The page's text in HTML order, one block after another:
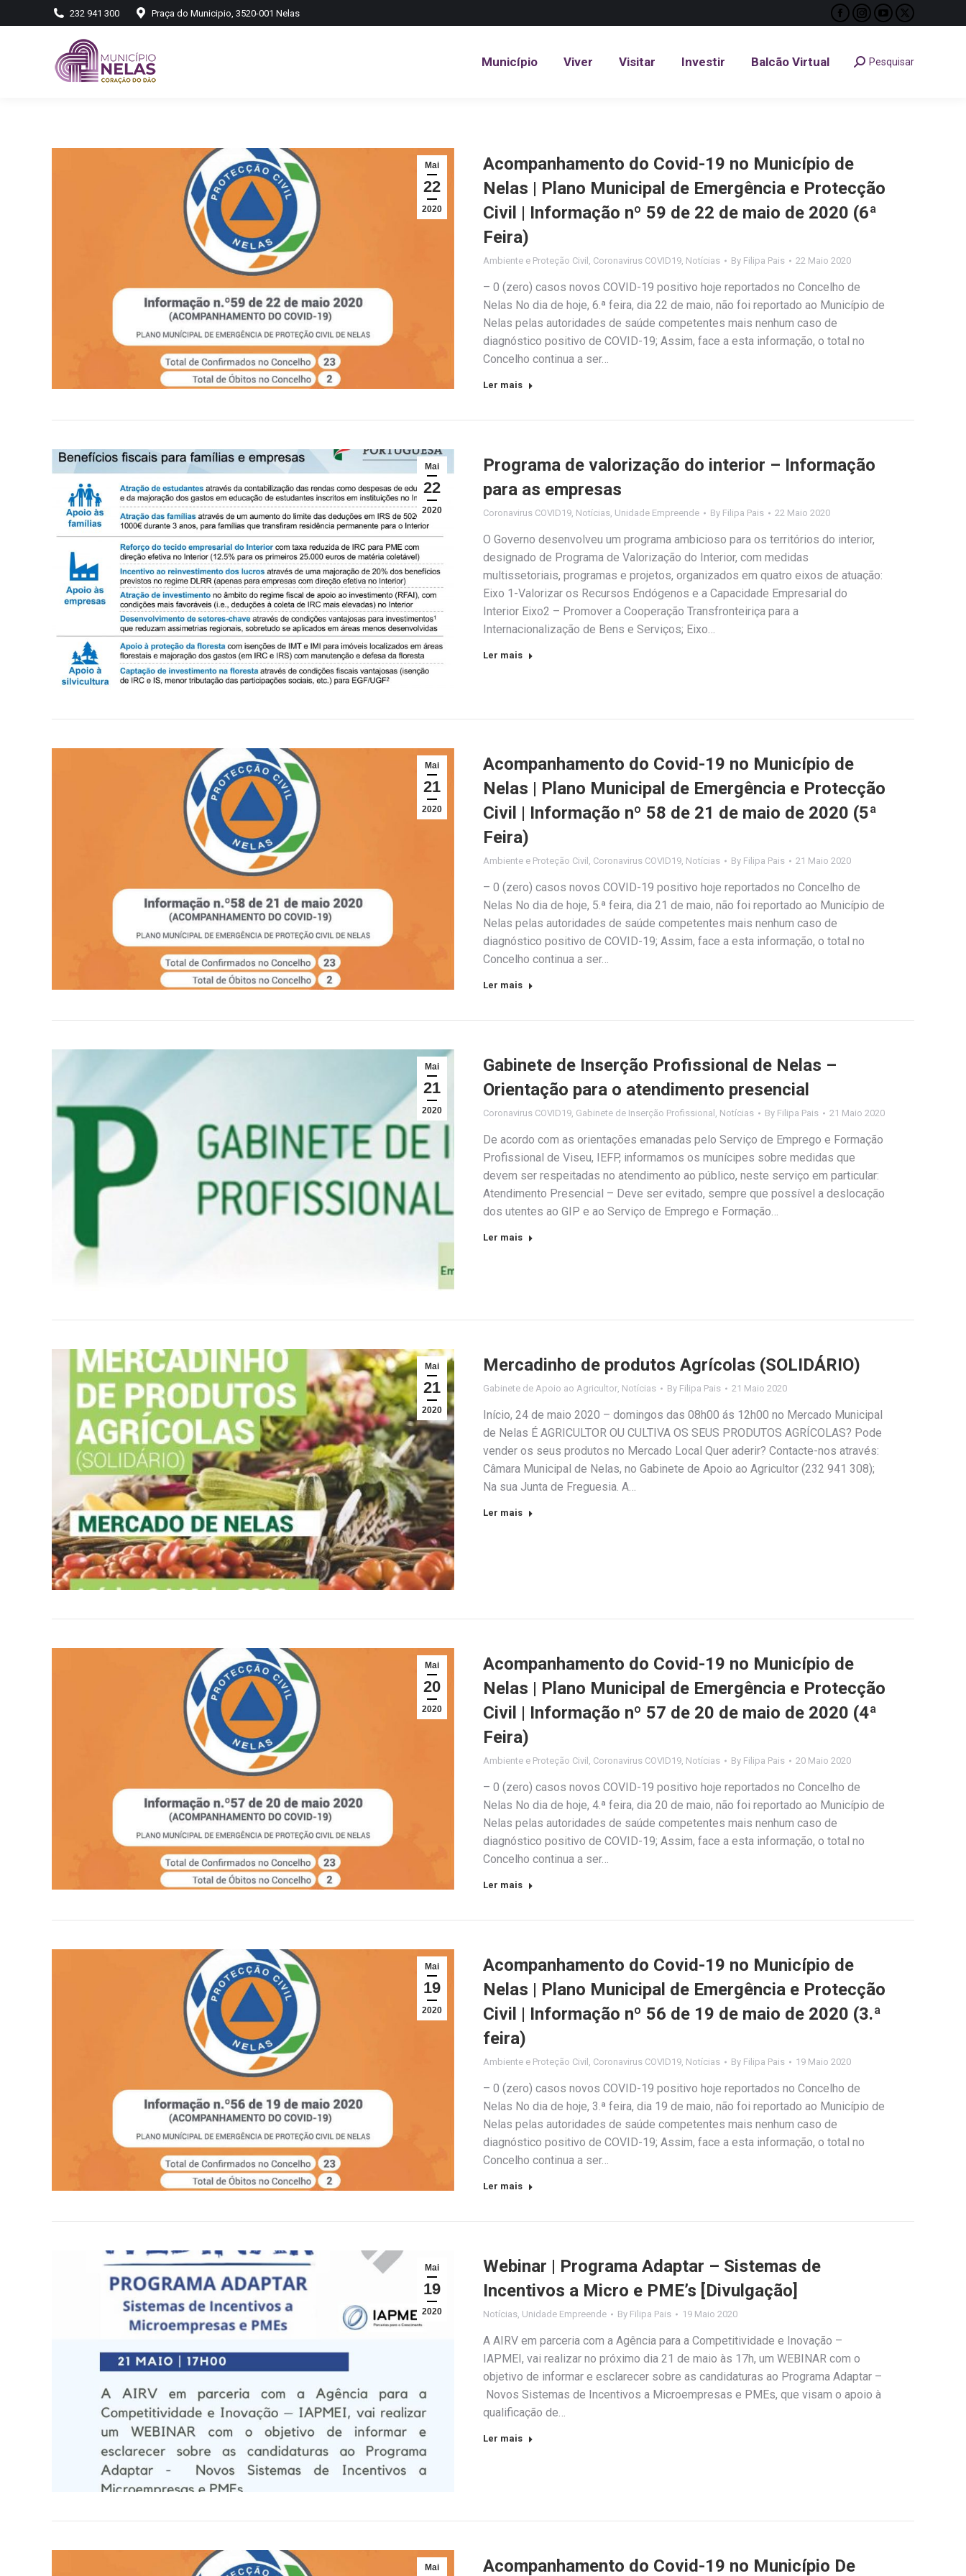
232 941 300 Praça do Municipio, 3520-001 Nelas
Facebook
opens
Instagram
opens
YouTube
opens
X
opens
Município Viver Visitar Investir Balcão Virtual Search:Pesquisar
Mai
22
2020
Acompanhamento do Covid-19 no Município de
Nelas | Plano Municipal de Emergência e Protecção
Civil | Informação nº 59 de 22 de maio de 2020 (6ª
Feira)
Ambiente e Proteção Civil , Coronavirus COVID19, Notícias By Filipa Pais 22 Maio 2020
– 0 (zero) casos novos COVID-19 positivo hoje reportados no Concelho de
Nelas No dia de hoje, 6.ª feira, dia 22 de maio, não foi reportado ao Município de
Nelas pelas autoridades de saúde competentes mais nenhum caso de
diagnóstico positivo de COVID-19; Assim, face a esta informação, o total no
Concelho continua a ser…
Ler mais
Mai
22
2020
Programa de valorização do interior – Informação
para as empresas
Coronavirus COVID19, Notícias, Unidade Empreende By Filipa Pais 22 Maio 2020
O Governo desenvolveu um programa ambicioso para os territórios do interior,
designado de Programa de Valorização do Interior, com medidas
multissetoriais, programas e projetos, organizados em quatro eixos de atuação:
Eixo 1-Valorizar os Recursos Endógenos e a Capacidade Empresarial do
Interior Eixo2 – Promover a Cooperação Transfronteiriça para a
Internacionalização de Bens e Serviços; Eixo…
Ler mais
Mai
21
2020
Acompanhamento do Covid-19 no Município de
Nelas | Plano Municipal de Emergência e Protecção
Civil | Informação nº 58 de 21 de maio de 2020 (5ª
Feira)
Ambiente e Proteção Civil , Coronavirus COVID19, Notícias By Filipa Pais 21 Maio 2020
– 0 (zero) casos novos COVID-19 positivo hoje reportados no Concelho de
Nelas No dia de hoje, 5.ª feira, dia 21 de maio, não foi reportado ao Município de
Nelas pelas autoridades de saúde competentes mais nenhum caso de
diagnóstico positivo de COVID-19; Assim, face a esta informação, o total no
Concelho continua a ser…
Ler mais
Mai
21
2020
Gabinete de Inserção Profissional de Nelas –
Orientação para o atendimento presencial
Coronavirus COVID19, Gabinete de Inserção Profissional , Notícias By Filipa Pais 21 Maio 2020
De acordo com as orientações emanadas pelo Serviço de Emprego e Formação
Profissional de Viseu, IEFP, informamos os munícipes sobre medidas que
devem ser respeitadas no atendimento ao público, neste serviço em particular:
Atendimento Presencial – Deve ser evitado, sempre que possível a deslocação
dos utentes ao GIP e ao Serviço de Emprego e Formação…
Ler mais
Mai
21
2020
Mercadinho de produtos Agrícolas (SOLIDÁRIO)
Gabinete de Apoio ao Agricultor Notícias By Filipa Pais 21 Maio 2020
Início, 24 de maio 2020 – domingos das 08h00 ás 12h00 no Mercado Municipal
de Nelas É AGRICULTOR OU CULTIVA OS SEUS PRODUTOS AGRÍCOLAS? Pode
vender os seus produtos no Mercado Local Quer aderir? Contacte-nos através:
Câmara Municipal de Nelas, no Gabinete de Apoio ao Agricultor (232 941 308);
Na sua Junta de Freguesia. A…
Ler mais
Mai
20
2020
Acompanhamento do Covid-19 no Município de
Nelas | Plano Municipal de Emergência e Protecção
Civil | Informação nº 57 de 20 de maio de 2020 (4ª
Feira)
Ambiente e Proteção Civil , Coronavirus COVID19, Notícias By Filipa Pais 20 Maio 2020
– 0 (zero) casos novos COVID-19 positivo hoje reportados no Concelho de
Nelas No dia de hoje, 4.ª feira, dia 20 de maio, não foi reportado ao Município de
Nelas pelas autoridades de saúde competentes mais nenhum caso de
diagnóstico positivo de COVID-19; Assim, face a esta informação, o total no
Concelho continua a ser…
Ler mais
Mai
19
2020
Acompanhamento do Covid-19 no Município de
Nelas | Plano Municipal de Emergência e Protecção
Civil | Informação nº 56 de 19 de maio de 2020 (3.ª
feira)
Ambiente e Proteção Civil , Coronavirus COVID19, Notícias By Filipa Pais 19 Maio 2020
– 0 (zero) casos novos COVID-19 positivo hoje reportados no Concelho de
Nelas No dia de hoje, 3.ª feira, dia 19 de maio, não foi reportado ao Município de
Nelas pelas autoridades de saúde competentes mais nenhum caso de
diagnóstico positivo de COVID-19; Assim, face a esta informação, o total no
Concelho continua a ser…
Ler mais
Mai
19
2020
Webinar | Programa Adaptar – Sistemas de
Incentivos a Micro e PME’s [Divulgação]
Notícias, Unidade Empreende By Filipa Pais 19 Maio 2020
A AIRV em parceria com a Agência para a Competitividade e Inovação –
IAPMEI, vai realizar no próximo dia 21 de maio às 17h, um WEBINAR com o
objetivo de informar e esclarecer sobre as candidaturas ao Programa Adaptar –
Novos Sistemas de Incentivos a Microempresas e PMEs, que visam o apoio à
qualificação de…
Ler mais
Mai Acompanhamento do Covid-19 no Município De
Município Viver Visitar Investir Balcão Virtual Search:
Pesquisar